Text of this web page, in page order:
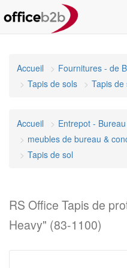
Accueil
Fournitures - de
Tapis de sols
Tapis de
Accueil
Entrepot -
meubles de bureau &
Tapis de sol
RS Office Tapis de
Heavy" (83-1100)